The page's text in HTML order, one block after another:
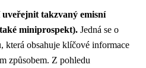
takzvaný emisní
miniprospekt). Jedná se o
která obsahuje klíčové informace
způsobem. Z pohledu